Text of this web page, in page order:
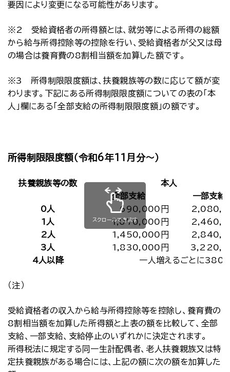
要因により変更になる可能性があります。
※2 受給資格者の所得額とは、就労等による所得の総額
から給与所得控除等の控除を行い、受給資格者が父又は母
の場合は養育費の8割相当額を加算した額です。
※3 所得制限限度額は、扶養親族等の数に応じて額が変
わります。下記にある所得制限限度額についての表の「本
人」欄にある「全部支給の所得制限限度額」の額です。
所得制限限度額（令和6年11月分～）
扶養親族等の数
本人
全部支給
一部支給
0人
690,000円
1人
1,070,000円
2人
1,450,000円
3人
1,830,000円
4人以降
一人増えるごとに
スクロールできます
（注）
受給資格者の収入から給与所得控除等を控除し、養育費の
8割相当額を加算した所得額と上表の額を比較して、全部
支給、一部支給、支給停止のいずれかに決定されます。
所得税法に規定する同一生計配偶者、老人扶養親族又は特
定扶養親族がある場合には、上記の額に次の額を加算した